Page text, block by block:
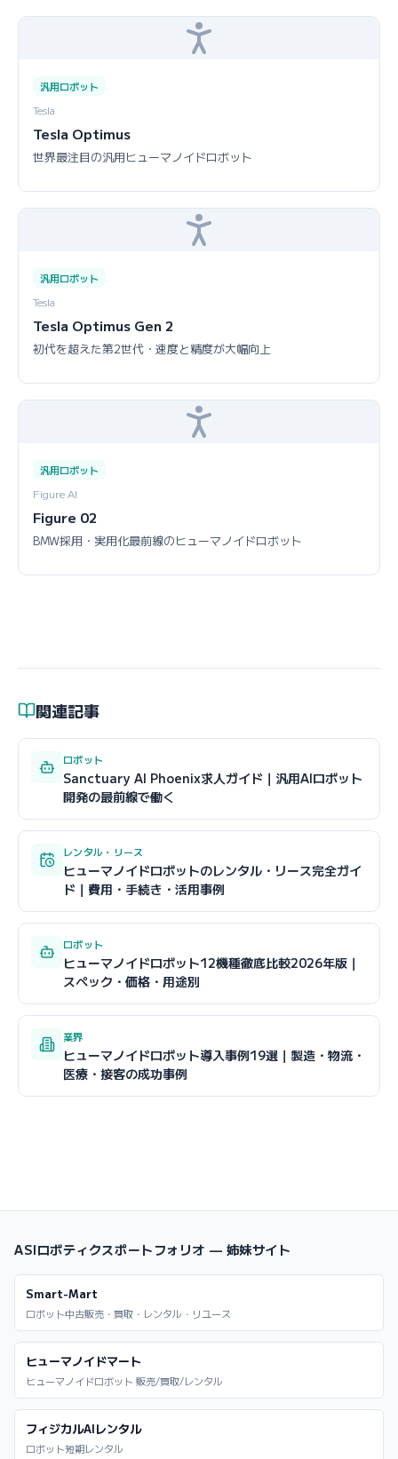
汎用ロボット
Tesla
Tesla Optimus
世界最注目の汎用ヒューマノイドロボット
汎用ロボット
Tesla
Tesla Optimus Gen 2
初代を超えた第2世代・速度と精度が大幅向上
汎用ロボット
Figure AI
Figure 02
BMW採用・実用化最前線のヒューマノイドロボット
関連記事
ロボット
Sanctuary AI Phoenix求人ガイド｜汎用AIロボット
開発の最前線で働く
レンタル・リース
ヒューマノイドロボットのレンタル・リース完全ガイ
ド｜費用・手続き・活用事例
ロボット
ヒューマノイドロボット12機種徹底比較2026年版｜
スペック・価格・用途別
業界
ヒューマノイドロボット導入事例19選｜製造・物流・
医療・接客の成功事例
ASIロボティクスポートフォリオ — 姉妹サイト
Smart-Mart
ロボット中古販売・買取・レンタル・リユース
ヒューマノイドマート
ヒューマノイドロボット 販売/買取/レンタル
フィジカルAIレンタル
ロボット短期レンタル